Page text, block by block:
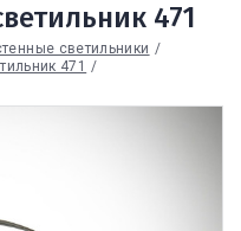
471
светильники
471